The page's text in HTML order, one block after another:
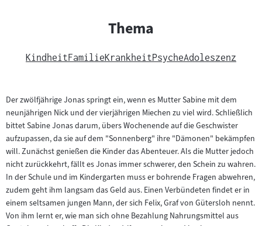
Thema
KindheitFamilieKrankheitPsycheAdoleszenz
Der zwölfjährige Jonas springt ein, wenn es Mutter Sabine mit dem
neunjährigen Nick und der vierjährigen Miechen zu viel wird. Schließlich
bittet Sabine Jonas darum, übers Wochenende auf die Geschwister
aufzupassen, da sie auf dem "Sonnenberg" ihre "Dämonen" bekämpfen
will. Zunächst genießen die Kinder das Abenteuer. Als die Mutter jedoch
nicht zurückkehrt, fällt es Jonas immer schwerer, den Schein zu wahren.
In der Schule und im Kindergarten muss er bohrende Fragen abwehren,
zudem geht ihm langsam das Geld aus. Einen Verbündeten findet er in
einem seltsamen jungen Mann, der sich Felix, Graf von Gütersloh nennt.
Von ihm lernt er, wie man sich ohne Bezahlung Nahrungsmittel aus